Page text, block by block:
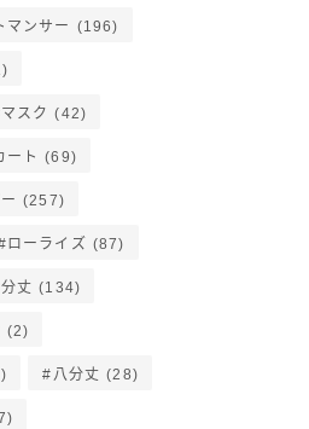
マンサー (196)
マスク (42)
ート (69)
(257)
ローライズ (87)
丈 (134)
(2)
八分丈 (28)